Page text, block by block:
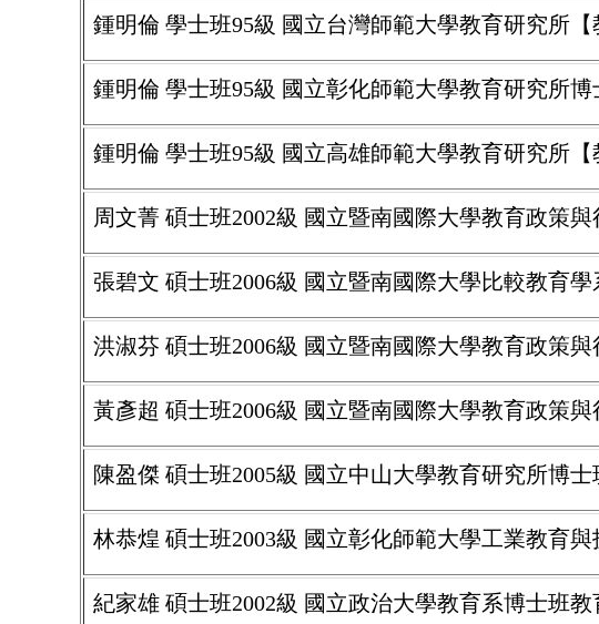
鍾明倫 學士班95級 國立台灣師範大學教育研究所
鍾明倫 學士班95級 國立彰化師範大學教育研究所博
鍾明倫 學士班95級 國立高雄師範大學教育研究所【
周文菁 碩士班2002級 國立暨南國際大學教育政策
張碧文 碩士班2006級 國立暨南國際大學比較教育學
洪淑芬 碩士班2006級 國立暨南國際大學教育政策
黃彥超 碩士班2006級 國立暨南國際大學教育政策
陳盈傑 碩士班2005級 國立中山大學教育研究所博士
林恭煌 碩士班2003級 國立彰化師範大學工業教育與
紀家雄 碩士班2002級 國立政治大學教育系博士班教